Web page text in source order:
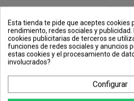
Esta tienda te pide que aceptes cookies
rendimiento, redes sociales y publicidad.
cookies publicitarias de terceros se
funciones de redes sociales y anuncios
estas cookies y el procesamiento de
involucrados?
Configurar